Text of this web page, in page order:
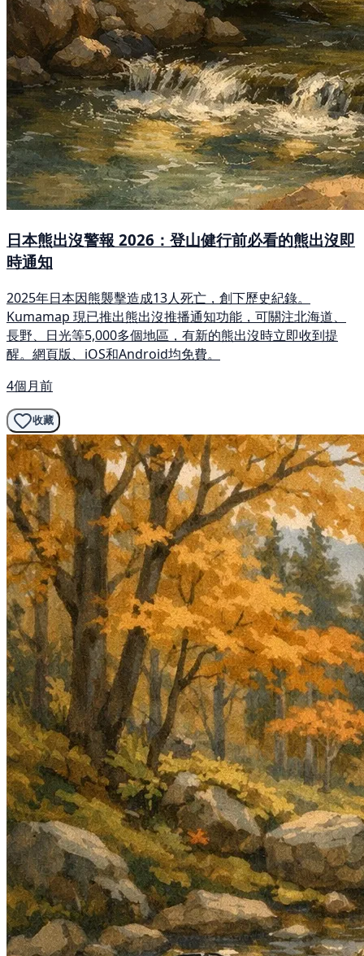
日本熊出沒警報 2026：登山健行前必看的熊出沒即
時通知
2025年日本因熊襲擊造成13人死亡，創下歷史紀錄。
Kumamap 現已推出熊出沒推播通知功能，可關注北海道、
長野、日光等5,000多個地區，有新的熊出沒時立即收到提
醒。網頁版、iOS和Android均免費。
4個月前
收藏